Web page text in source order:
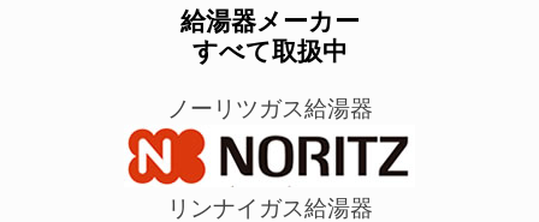
給湯器メーカー
すべて取扱中
ノーリツガス給湯器
リンナイガス給湯器